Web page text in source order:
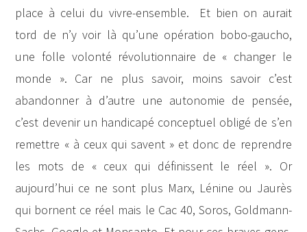
place à celui du vivre-ensemble. Et bien on aurait
tord de n’y voir là qu’une opération bobo-gaucho,
une folle volonté révolutionnaire de « changer le
monde ». Car ne plus savoir, moins savoir c’est
abandonner à d’autre une autonomie de pensée,
c’est devenir un handicapé conceptuel obligé de s’en
remettre « à ceux qui savent » et donc de reprendre
les mots de « ceux qui définissent le réel ». Or
aujourd’hui ce ne sont plus Marx, Lénine ou Jaurès
qui bornent ce réel mais le Cac 40, Soros, Goldmann-